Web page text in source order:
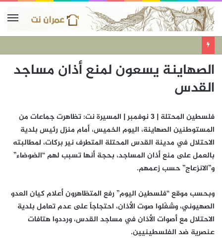
الصهاينة يسعون لمنع أذان مساجد
القدس
فلسطين المحتلة | 3 نوفمبر | المسيرة نت: تظاهرت جماعات من
المستوطنين الصهاينة، اليوم الخميس، أمام منزل رئيس بلدية
الاحتلال في مدينة القدس المحتلة المتطرف نير بركات، لمطالبته
بالعمل على منع أذان المساجد، بحجة أنها تسبب لهم “الضوضاء”
و”الانزعاج” حسب زعمهم.
وبحسب موقع “فلسطين اليوم” رفع المتظاهرون أعلام كيان العدو
الصهيوني، وشغّلوا صوت الأذان، احتجاجاً على عدم تعامل بلدية
الاحتلال مع أصوات الأذان في مساجد القدس، ورددوا هتافات
عنصرية ضد الفلسطينيين.